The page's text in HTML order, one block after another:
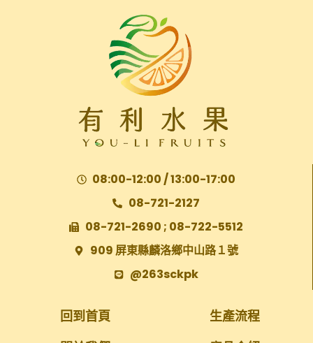
08:00-12:00 / 13:00-17:00
08-721-2127
08-721-2690 ; 08-722-5512
909 屏東縣麟洛鄉中山路１號
@263sckpk
回到首頁
生產流程